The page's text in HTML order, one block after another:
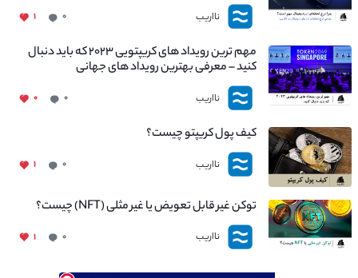
نااریب ۰ ۱
مهم ترین رویداد های کریپتویی ۲۰۲۳ که باید دنبال
کنید – معرفی بهترین رویداد های جهانی
نااریب ۰ ۰
کیف پول کریپتو چیست؟
نااریب ۰ ۱
توکن غیر قابل تعویض یا غیر مثلی (NFT) چیست؟
نااریب ۰ ۱